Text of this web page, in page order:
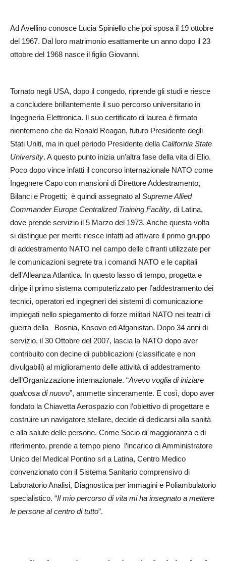
Ad Avellino conosce Lucia Spiniello che poi sposa il 19 ottobre
del 1967. Dal loro matrimonio esattamente un anno dopo il 23
ottobre del 1968 nasce il figlio Giovanni.
Tornato negli USA, dopo il congedo, riprende gli studi e riesce
a concludere brillantemente il suo percorso universitario in
Ingegneria Elettronica. Il suo certificato di laurea è firmato
nientemeno che da Ronald Reagan, futuro Presidente degli
Stati Uniti, ma in quel periodo Presidente della California State
University. A questo punto inizia un’altra fase della vita di Elio.
Poco dopo vince infatti il concorso internazionale NATO come
Ingegnere Capo con mansioni di Direttore Addestramento,
Bilanci e Progetti; è quindi assegnato al Supreme Allied
Commander Europe Centralized Training Facility, di Latina,
dove prende servizio il 5 Marzo del 1973. Anche questa volta
si distingue per meriti: riesce infatti ad attivare il primo gruppo
di addestramento NATO nel campo delle cifranti utilizzate per
le comunicazioni segrete tra i comandi NATO e le capitali
dell’Alleanza Atlantica. In questo lasso di tempo, progetta e
dirige il primo sistema computerizzato per l’addestramento dei
tecnici, operatori ed ingegneri dei sistemi di comunicazione
impiegati nello spiegamento di forze militari NATO nei teatri di
guerra della Bosnia, Kosovo ed Afganistan. Dopo 34 anni di
servizio, il 30 Ottobre del 2007, lascia la NATO dopo aver
contribuito con decine di pubblicazioni (classificate e non
divulgabili) al miglioramento delle attività di addestramento
dell’Organizzazione internazionale. “Avevo voglia di iniziare
qualcosa di nuovo”, ammette sinceramente. E così, dopo aver
fondato la Chiavetta Aerospazio con l’obiettivo di progettare e
costruire un navigatore stellare, decide di dedicarsi alla sanità
e alla salute delle persone. Come Socio di maggioranza e di
riferimento, prende a tempo pieno l’incarico di Amministratore
Unico del Medical Pontino srl a Latina, Centro Medico
convenzionato con il Sistema Sanitario comprensivo di
Laboratorio Analisi, Diagnostica per immagini e Poliambulatorio
specialistico. “Il mio percorso di vita mi ha insegnato a mettere
le persone al centro di tutto”.